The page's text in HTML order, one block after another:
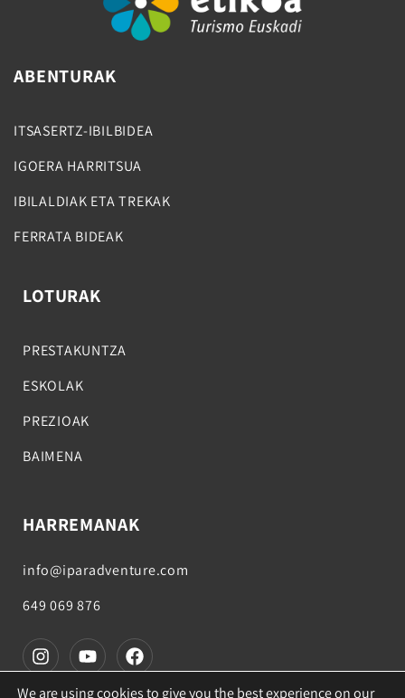
ABENTURAK
ITSASERTZ-IBILBIDEA
IGOERA HARRITSUA
IBILALDIAK ETA TREKAK
FERRATA BIDEAK
LOTURAK
PRESTAKUNTZA
ESKOLAK
PREZIOAK
BAIMENA
HARREMANAK
info@iparadventure.com
649 069 876
We are using cookies to give you the best experience on our